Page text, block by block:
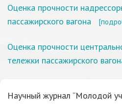
Оценка прочности
пассажирского вагона
Оценка прочности
тележки пассажирского
Научный журнал “Молодой